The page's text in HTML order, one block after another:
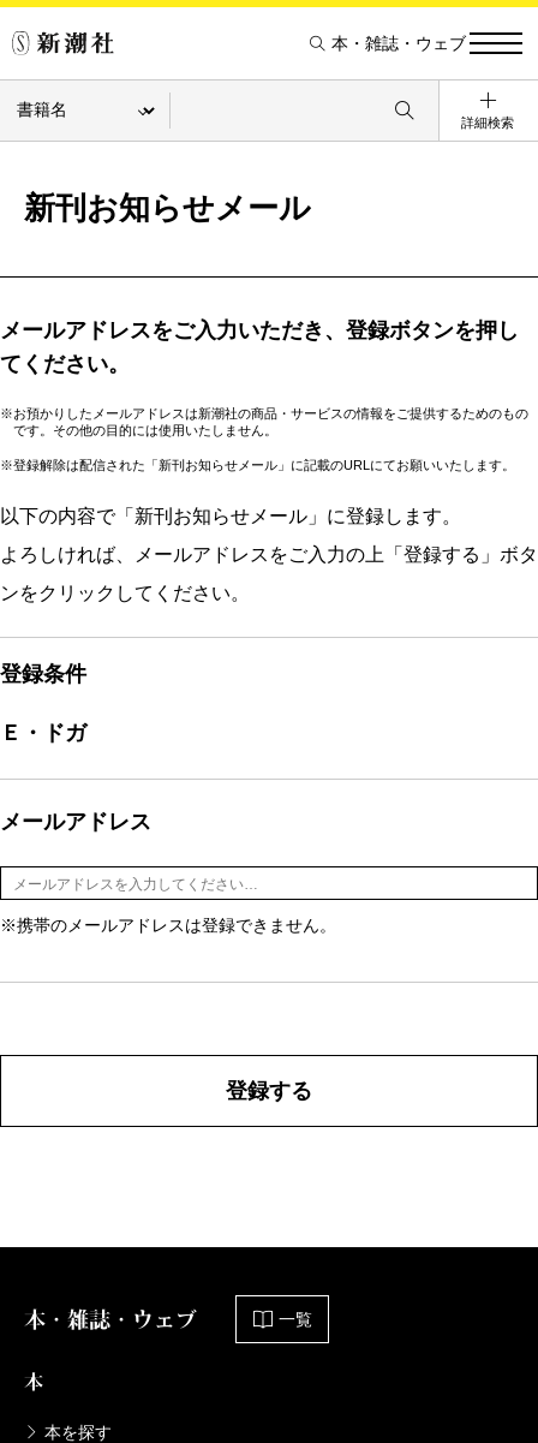
本・雑誌・ウェブ
詳細検索
新刊お知らせメール
メールアドレスをご入力いただき、登録ボタンを押し
てください。
※お預かりしたメールアドレスは新潮社の商品・サービスの情報をご提供するためのもの
です。その他の目的には使用いたしません。
※登録解除は配信された「新刊お知らせメール」に記載のURLにてお願いいたします。
以下の内容で「新刊お知らせメール」に登録します。
よろしければ、メールアドレスをご入力の上「登録する」ボタ
ンをクリックしてください。
登録条件
Ｅ・ドガ
メールアドレス
※携帯のメールアドレスは登録できません。
登録する
本・雑誌・ウェブ 一覧
本
本を探す